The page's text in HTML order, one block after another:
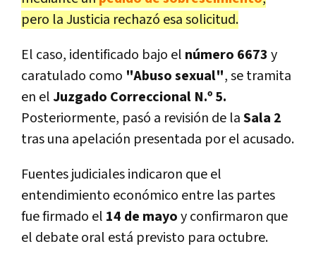
pero la Justicia rechazó esa solicitud.
El caso, identificado bajo el número 6673 y
caratulado como "Abuso sexual", se tramita
en elJuzgado Correccional N.º 5.
Posteriormente, pasó a revisión de laSala 2
tras una apelación presentada por el acusado.
Fuentes judiciales indicaron que el
entendimiento económico entre las partes
fue firmado el 14 de mayoy confirmaron que
el debate oral está previsto para octubre.